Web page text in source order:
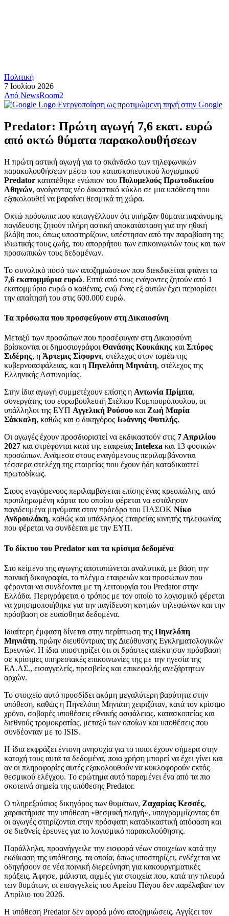
Πολιτική
7 Ιουλίου 2026
Από NewsRoom2
Ενεργοποίηση ως προτιμώμενη πηγή στην Google
Predator: Πρώτη αγωγή 7,6 εκατ. ευρώ
από οκτώ θύματα παρακολουθήσεων
Η πρώτη αστική αγωγή για το σκάνδαλο των τηλεφωνικών
παρακολουθήσεων μέσω του κατασκοπευτικού λογισμικού
Predator κατατέθηκε ενώπιον του Πολυμελούς Πρωτοδικείου
Αθηνών, ανοίγοντας νέο δικαστικό κύκλο σε μια υπόθεση που
εξακολουθεί να βαραίνει θεσμικά τη χώρα.
Οκτώ πρόσωπα που καταγγέλλουν ότι υπήρξαν θύματα παράνομης
παγίδευσης ζητούν πλήρη αστική αποκατάσταση για την ηθική
βλάβη που, όπως υποστηρίζουν, υπέστησαν από την παραβίαση της
ιδιωτικής τους ζωής, του απορρήτου των επικοινωνιών τους και των
προσωπικών τους δεδομένων.
Το συνολικό ποσό των αποζημιώσεων που διεκδικείται φτάνει τα
7,6 εκατομμύρια ευρώ. Επτά από τους ενάγοντες ζητούν από 1
εκατομμύριο ευρώ ο καθένας, ενώ ένας εξ αυτών έχει περιορίσει
την απαίτησή του στις 600.000 ευρώ.
Τα πρόσωπα που προσφεύγουν στη Δικαιοσύνη
Μεταξύ των προσώπων που προσέφυγαν στη Δικαιοσύνη
βρίσκονται οι δημοσιογράφοι Θανάσης Κουκάκης και Σπύρος
Σιδέρης, η Άρτεμις Σίφορντ, στέλεχος στον τομέα της
κυβερνοασφάλειας, και η Πηνελόπη Μηνιάτη, στέλεχος της
Ελληνικής Αστυνομίας.
Στην ίδια αγωγή συμμετέχουν επίσης η Αντωνία Πρίμπα,
συνεργάτης του ευρωβουλευτή Στέλιου Κυμπουρόπουλου, οι
υπάλληλοι της ΕΥΠ Αγγελική Ρούσου και Ζωή Μαρία
Σάκκαλη, καθώς και ο δικηγόρος Ιωάννης Φυτιλής.
Οι αγωγές έχουν προσδιοριστεί να εκδικαστούν στις 7 Απριλίου
2027 και στρέφονται κατά της εταιρείας Intelexa και 13 φυσικών
προσώπων. Ανάμεσα στους εναγόμενους περιλαμβάνονται
τέσσερα στελέχη της εταιρείας που έχουν ήδη καταδικαστεί
πρωτοδίκως.
Στους εναγόμενους περιλαμβάνεται επίσης ένας κρεοπώλης, από
προπληρωμένη κάρτα του οποίου φέρεται να εστάλησαν
παγιδευμένα μηνύματα στον πρόεδρο του ΠΑΣΟΚ Νίκο
Ανδρουλάκη, καθώς και υπάλληλος εταιρείας κινητής τηλεφωνίας
που φέρεται να συνδέεται με την ΕΥΠ.
Το δίκτυο του Predator και τα κρίσιμα δεδομένα
Στο κείμενο της αγωγής αποτυπώνεται αναλυτικά, με βάση την
ποινική δικογραφία, το πλέγμα εταιρειών και προσώπων που
φέρονται να συνδέονται με τη λειτουργία του Predator στην
Ελλάδα. Περιγράφεται ο τρόπος με τον οποίο το λογισμικό φέρεται
να χρησιμοποιήθηκε για την παγίδευση κινητών τηλεφώνων και την
πρόσβαση σε ευαίσθητα δεδομένα.
Ιδιαίτερη έμφαση δίνεται στην περίπτωση της Πηνελόπη
Μηνιάτη, πρώην διευθύντριας της Διεύθυνσης Εγκληματολογικών
Ερευνών. Η ίδια υποστηρίζει ότι οι δράστες απέκτησαν πρόσβαση
σε κρίσιμες υπηρεσιακές επικοινωνίες της με την ηγεσία της
ΕΛ.ΑΣ., εισαγγελείς, πρεσβείες και επικεφαλής ανεξάρτητων
αρχών.
Το στοιχείο αυτό προσδίδει ακόμη μεγαλύτερη βαρύτητα στην
υπόθεση, καθώς η Πηνελόπη Μηνιάτη χειριζόταν, κατά τον κρίσιμο
χρόνο, σοβαρές υποθέσεις εθνικής ασφάλειας, κατασκοπείας και
διεθνούς τρομοκρατίας, μεταξύ των οποίων και υποθέσεις που
συνδέονταν με το ISIS.
Η ίδια εκφράζει έντονη ανησυχία για το ποιοι έχουν σήμερα στην
κατοχή τους αυτά τα δεδομένα, ποια χρήση μπορεί να έχει γίνει και
αν οι πληροφορίες αυτές εξακολουθούν να κυκλοφορούν εκτός
θεσμικού ελέγχου. Το ερώτημα αυτό παραμένει ένα από τα πιο
σκοτεινά σημεία της υπόθεσης Predator.
Ο πληρεξούσιος δικηγόρος των θυμάτων, Ζαχαρίας Κεσσές,
χαρακτήρισε την υπόθεση «θεσμική πληγή», υπογραμμίζοντας ότι
οι αγωγές στηρίζονται στην πρόσφατη καταδικαστική απόφαση και
σε διεθνείς έρευνες για το λογισμικό παρακολούθησης.
Παράλληλα, προανήγγειλε την εισφορά νέων στοιχείων κατά την
εκδίκαση της υπόθεσης, τα οποία, όπως υποστηρίζει, ενδέχεται να
οδηγήσουν σε νέα ποινική διερεύνηση για κακουργηματικές
πράξεις. Άφησε, μάλιστα, αιχμές για στοιχεία που, κατά την πλευρά
των θυμάτων, οι εισαγγελείς του Αρείου Πάγου δεν παρέλαβαν τον
Απρίλιο του 2026.
Η υπόθεση Predator δεν αφορά μόνο αποζημιώσεις. Αγγίζει τον